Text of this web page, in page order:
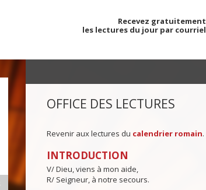
Recevez gratuitement
les lectures du jour par courriel
OFFICE DES LECTURES
Revenir aux lectures du calendrier romain.
INTRODUCTION
V/ Dieu, viens à mon aide,
R/ Seigneur, à notre secours.